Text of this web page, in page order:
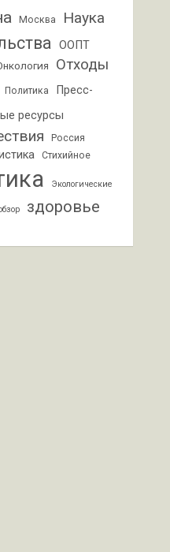
Москва Наука
ООПТ
Отходы
Политика
Пресс-
ресурсы
Россия
Стихийное
Экологические
здоровье